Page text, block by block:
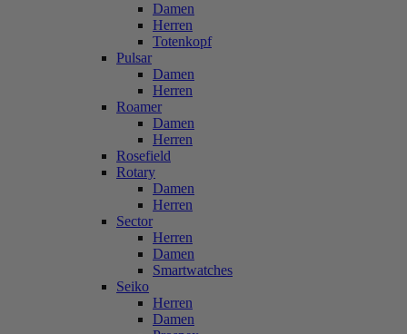
Damen
Herren
Totenkopf
Pulsar
Damen
Herren
Roamer
Damen
Herren
Rosefield
Rotary
Damen
Herren
Sector
Herren
Damen
Smartwatches
Seiko
Herren
Damen